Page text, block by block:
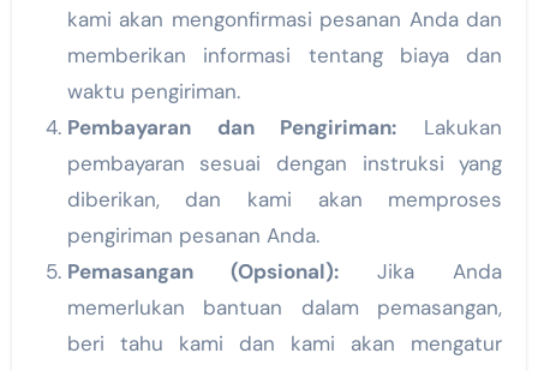
kami akan mengonfirmasi pesanan Anda dan
memberikan informasi tentang biaya dan
waktu pengiriman.
Pembayaran dan Pengiriman: Lakukan
pembayaran sesuai dengan instruksi yang
diberikan, dan kami akan memproses
pengiriman pesanan Anda.
Pemasangan (Opsional):Jika Anda
memerlukan bantuan dalam pemasangan,
beri tahu kami dan kami akan mengatur